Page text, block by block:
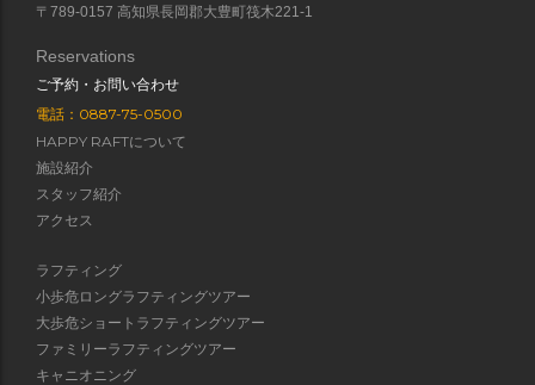
〒789-0157 高知県長岡郡大豊町筏木221-1
Reservations
ご予約・お問い合わせ
電話：0887-75-0500
HAPPY RAFTについて
施設紹介
スタッフ紹介
アクセス
ラフティング
小歩危ロングラフティングツアー
大歩危ショートラフティングツアー
ファミリーラフティングツアー
キャニオニング